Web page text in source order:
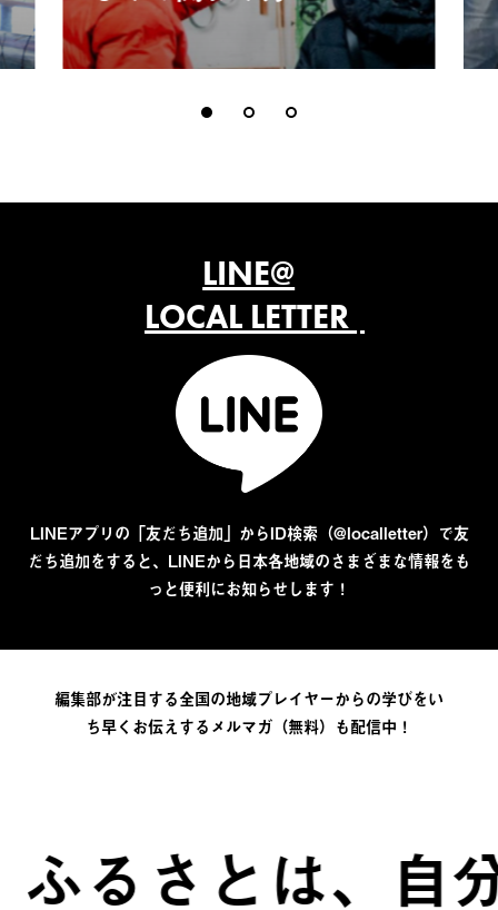
LINE@
LOCAL LETTER
LINEアプリの「友だち追加」からID検索（@localletter）で友
だち追加をすると、LINEから日本各地域のさまざまな情報をも
っと便利にお知らせします！
編集部が注目する全国の地域プレイヤーからの学びをい
ち早くお伝えするメルマガ（無料）も配信中！
とは、自分で